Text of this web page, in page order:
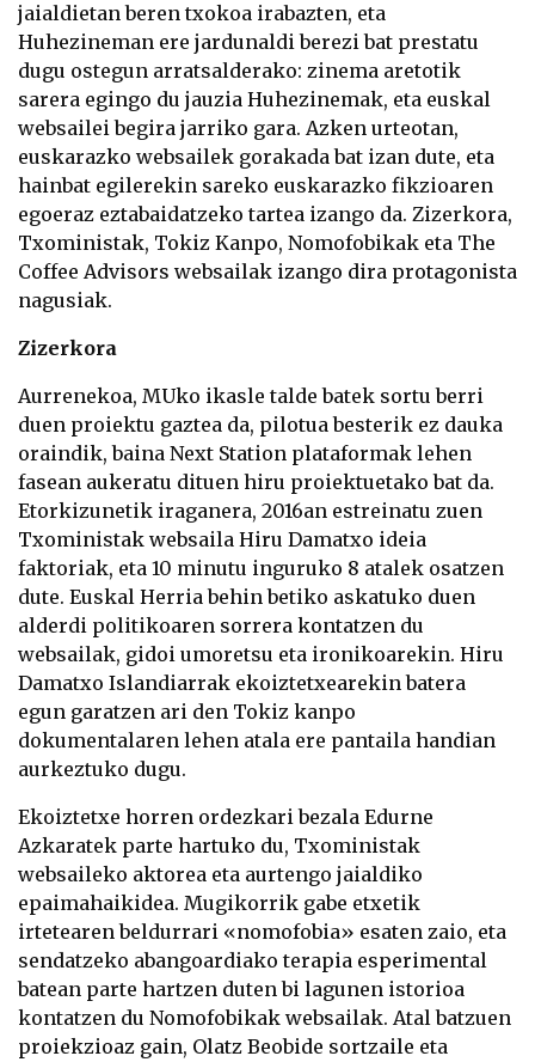
jaialdietan beren txokoa irabazten, eta
Huhezineman ere jardunaldi berezi bat prestatu
dugu ostegun arratsalderako: zinema aretotik
sarera egingo du jauzia Huhezinemak, eta euskal
websailei begira jarriko gara. Azken urteotan,
euskarazko websailek gorakada bat izan dute, eta
hainbat egilerekin sareko euskarazko fikzioaren
egoeraz eztabaidatzeko tartea izango da. Zizerkora,
Txoministak, Tokiz Kanpo, Nomofobikak eta The
Coffee Advisors websailak izango dira protagonista
nagusiak.
Zizerkora
Aurrenekoa, MUko ikasle talde batek sortu berri
duen proiektu gaztea da, pilotua besterik ez dauka
oraindik, baina Next Station plataformak lehen
fasean aukeratu dituen hiru proiektuetako bat da.
Etorkizunetik iraganera, 2016an estreinatu zuen
Txoministak websaila Hiru Damatxo ideia
faktoriak, eta 10 minutu inguruko 8 atalek osatzen
dute. Euskal Herria behin betiko askatuko duen
alderdi politikoaren sorrera kontatzen du
websailak, gidoi umoretsu eta ironikoarekin. Hiru
Damatxo Islandiarrak ekoiztetxearekin batera
egun garatzen ari den Tokiz kanpo
dokumentalaren lehen atala ere pantaila handian
aurkeztuko dugu.
Ekoiztetxe horren ordezkari bezala Edurne
Azkaratek parte hartuko du, Txoministak
websaileko aktorea eta aurtengo jaialdiko
epaimahaikidea. Mugikorrik gabe etxetik
irtetearen beldurrari «nomofobia» esaten zaio, eta
sendatzeko abangoardiako terapia esperimental
batean parte hartzen duten bi lagunen istorioa
kontatzen du Nomofobikak websailak. Atal batzuen
proiekzioaz gain, Olatz Beobide sortzaile eta